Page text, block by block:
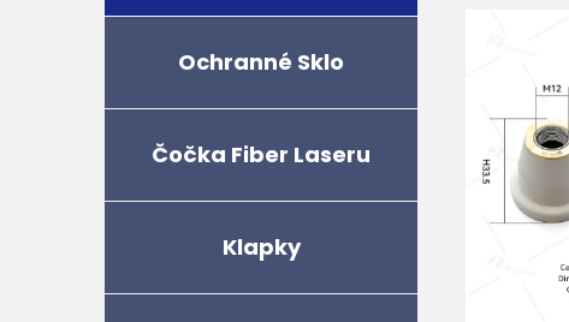
Ochranné Sklo
Čočka Fiber Laseru
Klapky